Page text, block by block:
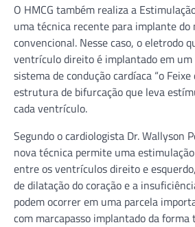
O HMCG também realiza a
uma técnica recente para implante do
convencional. Nesse caso, o eletrodo
ventrículo direito é implantado em um
sistema de condução cardíaca “o Feixe
estrutura de bifurcação que leva
cada ventrículo.
Segundo o cardiologista Dr. Wallyson
nova técnica permite uma
entre os ventrículos direito e
de dilatação do coração e a
podem ocorrer em uma parcela
com marcapasso implantado da forma